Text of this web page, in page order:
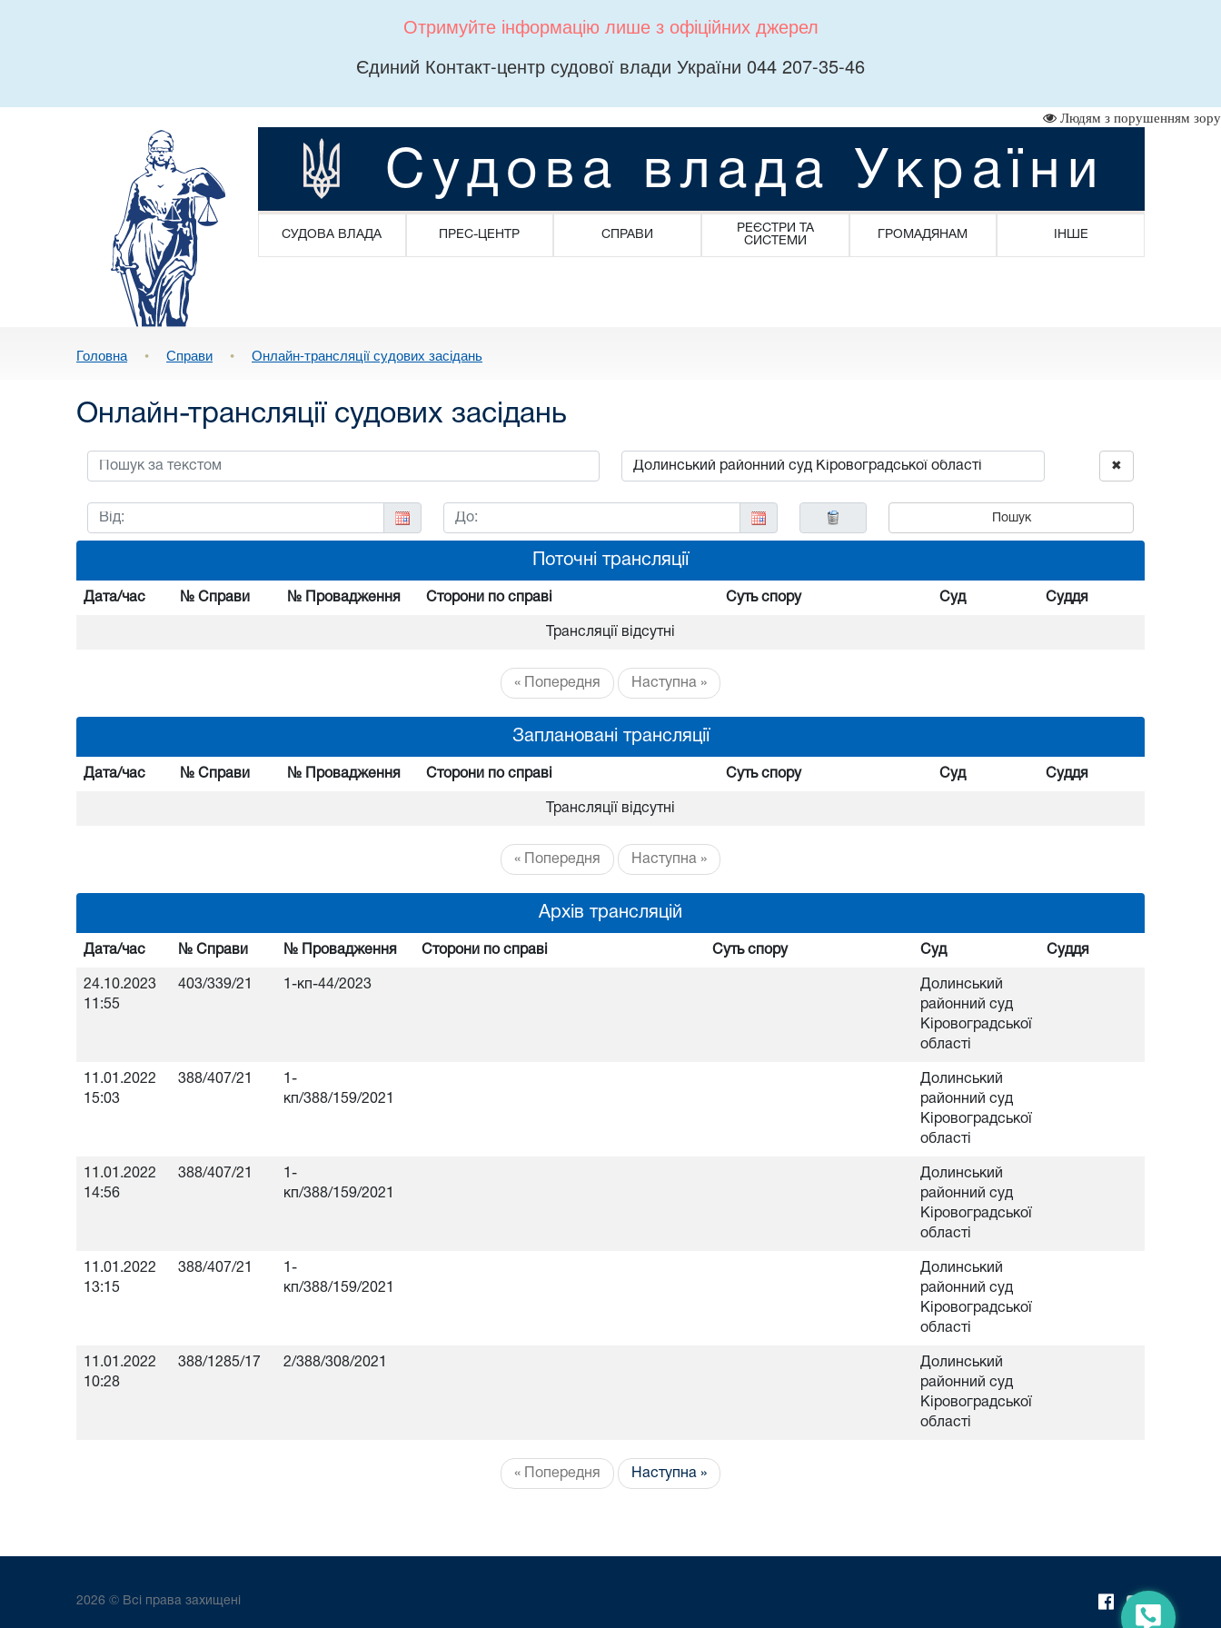
Отримуйте інформацію лише з офіційних джерел
Єдиний Контакт-центр судової влади України 044 207-35-46
Людям з порушенням зору
Судова влада України
СУДОВА ВЛАДА ПРЕС-ЦЕНТР СПРАВИ
РЕЄСТРИ ТА
СИСТЕМИ
ГРОМАДЯНАМ ІНШЕ
Головна • Справи • Онлайн-трансляції судових засідань
Онлайн-трансляції судових засідань
✖
Пошук
Поточні трансляції
Дата/час № Справи № Провадження Сторони по справі Суть спору Суд Суддя
Трансляції відсутні
« Попередня Наступна »
Заплановані трансляції
Дата/час № Справи № Провадження Сторони по справі Суть спору Суд Суддя
Трансляції відсутні
« Попередня Наступна »
Архів трансляцій
Дата/час № Справи № Провадження Сторони по справі Суть спору Суд Суддя
24.10.2023
11:55
403/339/21 1-кп-44/2023
Долинський
районний суд
Кіровоградської
області
11.01.2022
15:03
388/407/21
1-
кп/388/159/2021
Долинський
районний суд
Кіровоградської
області
11.01.2022
14:56
388/407/21
1-
кп/388/159/2021
Долинський
районний суд
Кіровоградської
області
11.01.2022
13:15
388/407/21
1-
кп/388/159/2021
Долинський
районний суд
Кіровоградської
області
11.01.2022
10:28
388/1285/17 2/388/308/2021
Долинський
районний суд
Кіровоградської
області
« Попередня Наступна »
2026 © Всі права захищені